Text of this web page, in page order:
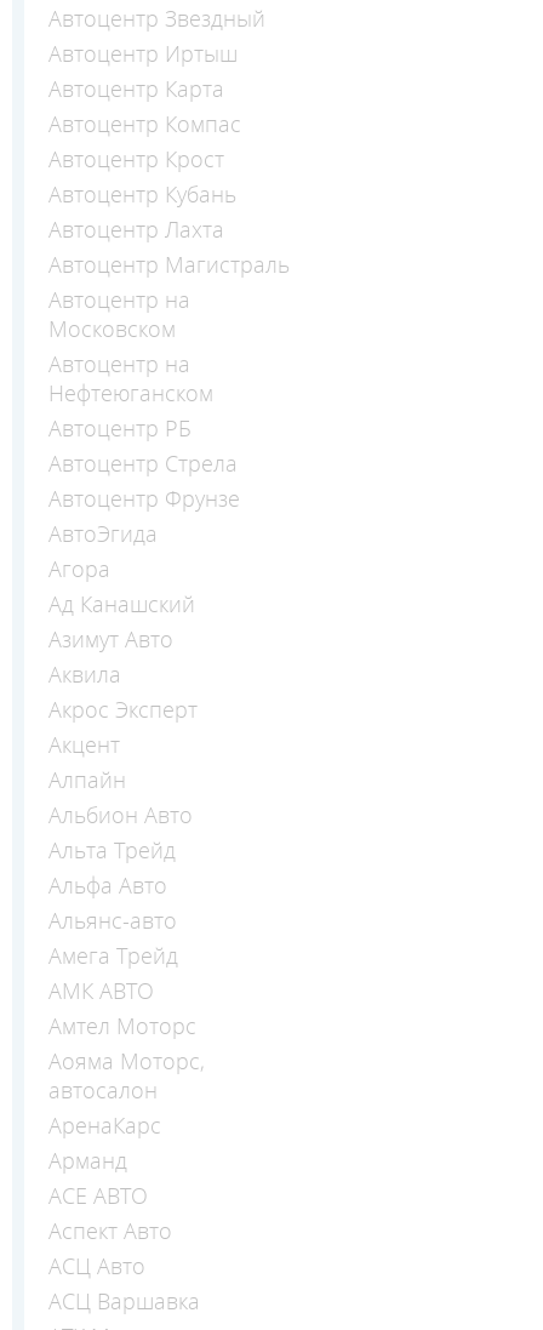
Автоцентр Звездный
Автоцентр Иртыш
Автоцентр Карта
Автоцентр Компас
Автоцентр Крост
Автоцентр Кубань
Автоцентр Лахта
Автоцентр Магистраль
Автоцентр на
Московском
Автоцентр на
Нефтеюганском
Автоцентр РБ
Автоцентр Стрела
Автоцентр Фрунзе
АвтоЭгида
Агора
Ад Канашский
Азимут Авто
Аквила
Акрос Эксперт
Акцент
Алпайн
Альбион Авто
Альта Трейд
Альфа Авто
Альянс-авто
Амега Трейд
АМК АВТО
Амтел Моторс
Аояма Моторс,
автосалон
АренаКарс
Арманд
АСЕ АВТО
Аспект Авто
АСЦ Авто
АСЦ Варшавка